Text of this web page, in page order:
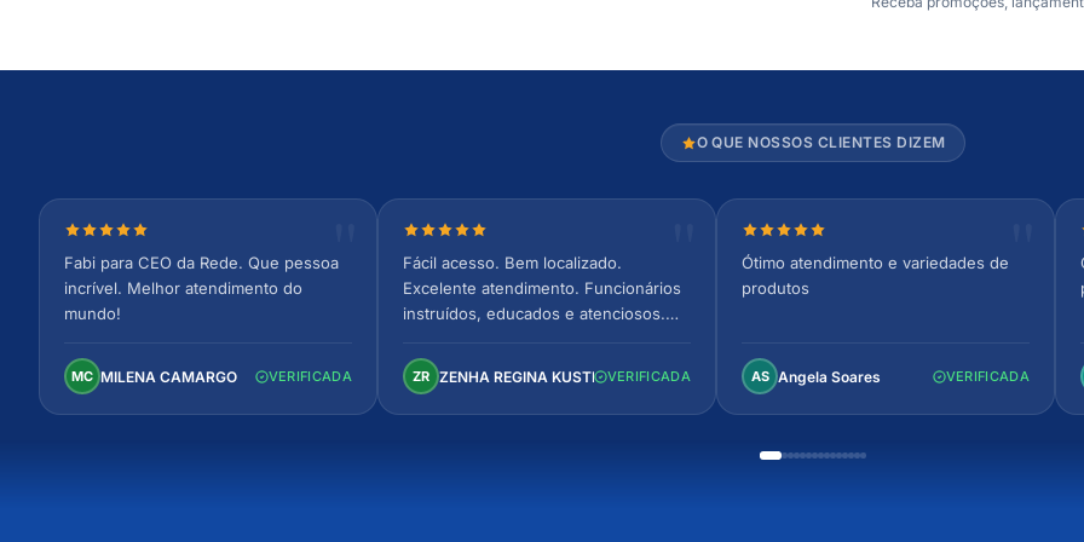
O QUE NOSSOS CLIENTES DIZEM
Nota 5 de 5 estrelas
Fabi para CEO da Rede. Que pessoa
incrível. Melhor atendimento do
mundo!
MC MILENA CAMARGO VERIFICADA
Nota 5 de 5 estrelas
Fácil acesso. Bem localizado.
Excelente atendimento. Funcionários
instruídos, educados e atenciosos.
confortável. Perfeito!
ZR ZENHA REGINA KUSTERVERIFICADA
Nota 5 de 5 estrelas
Ótimo atendimento e variedades de
produtos
AS Angela Soares VERIFICADA